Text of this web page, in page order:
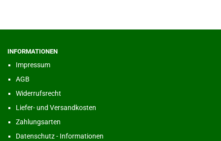
INFORMATIONEN
Impressum
AGB
Widerrufsrecht
Liefer- und Versandkosten
Zahlungsarten
Datenschutz - Informationen